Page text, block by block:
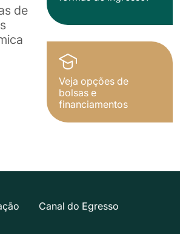
de
Veja opções de
bolsas e
financiamentos
Canal do Egresso